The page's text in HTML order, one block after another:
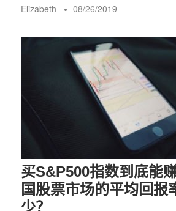
Elizabeth 08/26/2019
买S&P500指数到底能
国股票市场的平均回报
少？